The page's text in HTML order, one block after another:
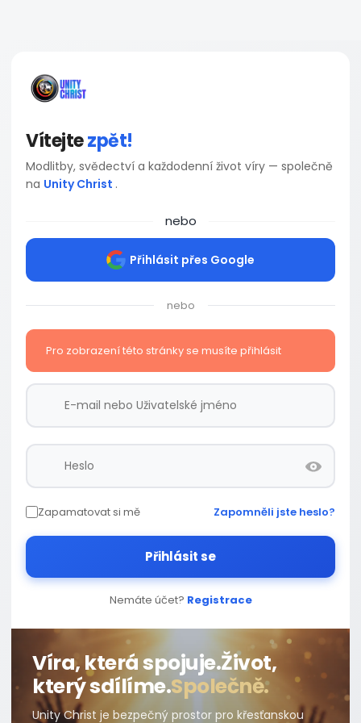
Vítejtezpět!
Modlitby, svědectví a každodenní život víry — společně
na Unity Christ .
nebo
Přihlásit přes Google
nebo
Pro zobrazení této stránky se musíte přihlásit
Zapamatovat si mě Zapomněli jste heslo?
Přihlásit se
Nemáte účet? Registrace
Víra, která spojuje.Život,
který sdílíme.Společně.
Unity Christ je bezpečný prostor pro křesťanskou